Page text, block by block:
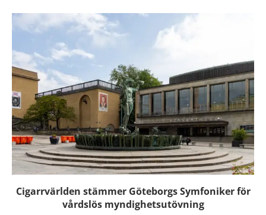
Cigarrvärlden stämmer Göteborgs Symfoniker för
vårdslös myndighetsutövning